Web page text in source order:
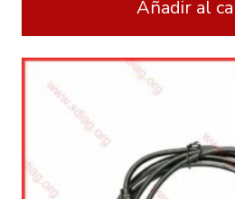
Añadir al